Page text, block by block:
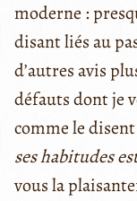
moderne :
disant liés au
d’autres avis
défauts dont je
comme le
ses habitudes
vous la